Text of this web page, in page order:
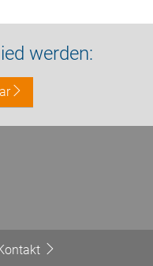
werden: